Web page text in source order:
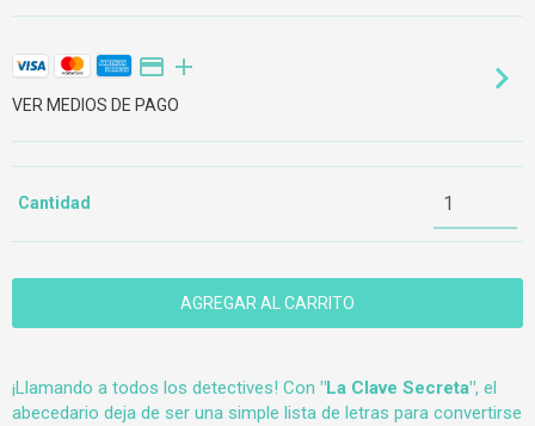
VER MEDIOS DE PAGO
Cantidad
¡Llamando a todos los detectives! Con "La Clave Secreta", el
abecedario deja de ser una simple lista de letras para convertirse